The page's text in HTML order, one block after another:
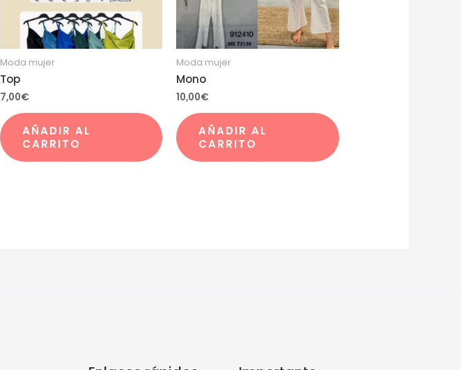
Moda mujer
Top
7,00€
AÑADIR AL
CARRITO
Moda mujer
Mono
10,00€
AÑADIR AL
CARRITO